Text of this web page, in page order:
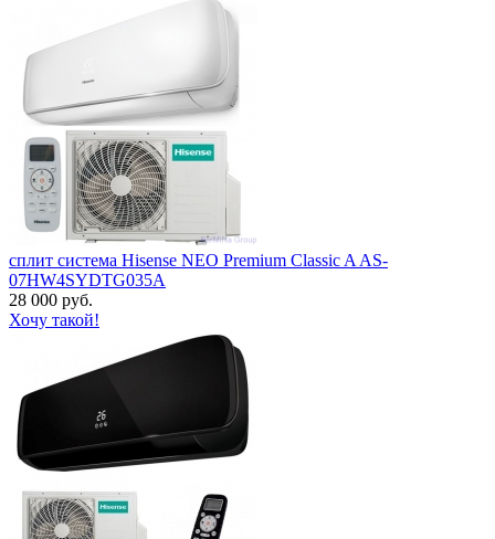
сплит система Hisense NEO Premium Classic A AS-
07HW4SYDTG035А
28 000 руб.
Хочу такой!